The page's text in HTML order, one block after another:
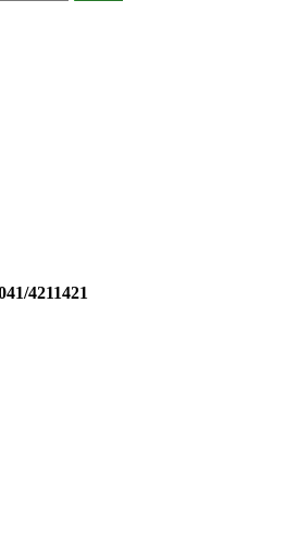
4211421